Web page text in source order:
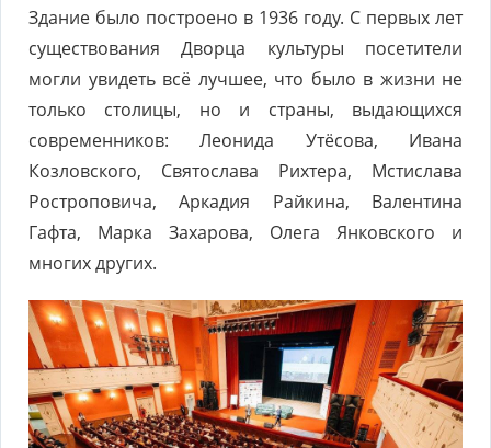
Здание было построено в 1936 году. С первых лет
существования Дворца культуры посетители
могли увидеть всё лучшее, что было в жизни не
только столицы, но и страны, выдающихся
современников: Леонида Утёсова, Ивана
Козловского, Святослава Рихтера, Мстислава
Ростроповича, Аркадия Райкина, Валентина
Гафта, Марка Захарова, Олега Янковского и
многих других.